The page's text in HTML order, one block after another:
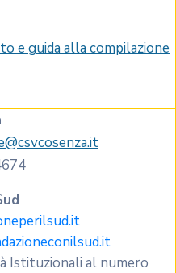
e guida alla compilazione
Istituzionali al numero